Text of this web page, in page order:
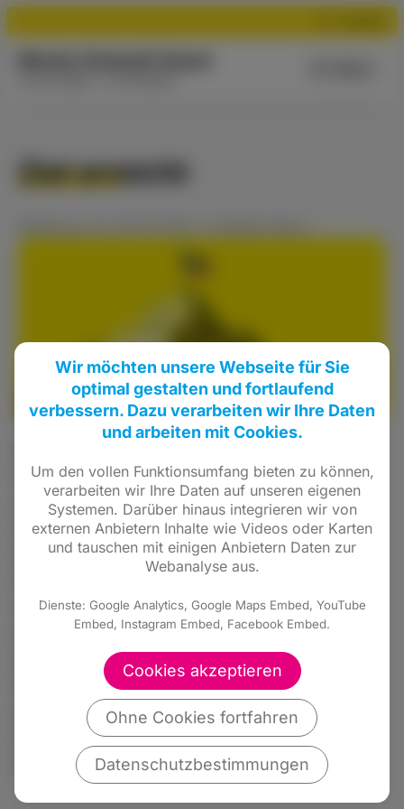
Ziel erreicht
Meldungvom29.07.2024•Aktuelle News
Sonntag haben alle Teo-Märkte in Hessen
wieder sonntags geöffnet. Aktuell sind es 25
Märkte in Hessen, aber aufgrund der neuen
Entwicklung will Tegut nun seine
wieder aufnehmen. Ich freue mich sehr über
diese Entwicklung, die wir als Freie
Demokraten im Hessischen Landtag als erste
Fraktion mit einem konkreten Gesetzentwurf
angestoßen haben. Gerade für den ländlichen
Raum in Hessen ist das eine sehr gute
Nachricht. Quelle:hessenschau.de
Wir möchten unsere Webseite für Sie
optimal gestalten und fortlaufend
verbessern. Dazu verarbeiten wir Ihre Daten
und arbeiten mit Cookies.
Um den vollen Funktionsumfang bieten zu können,
verarbeiten wir Ihre Daten auf unseren eigenen
Systemen. Darüber hinaus integrieren wir von
externen Anbietern Inhalte wie Videos oder Karten
und tauschen mit einigen Anbietern Daten zur
Webanalyse aus.
Dienste: Google Analytics, Google Maps Embed, YouTube
Embed, Instagram Embed, Facebook Embed.
Cookies akzeptieren
Ohne Cookies fortfahren
Datenschutzbestimmungen